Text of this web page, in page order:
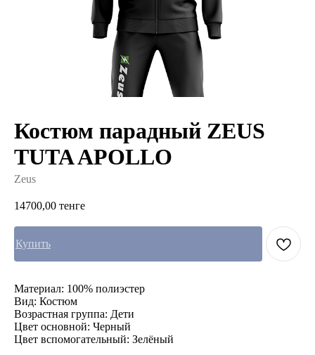
Костюм парадный ZEUS
TUTA APOLLO
Zeus
14700,00 тенге
Купить
Материал: 100% полиэстер
Вид: Костюм
Возрастная группа: Дети
Цвет основной: Черный
Цвет вспомогательный: Зелёный